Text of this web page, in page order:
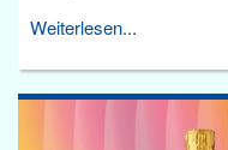
Weiterlesen...